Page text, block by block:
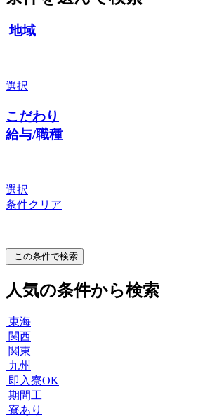
地域
選択
こだわり
給与/職種
選択
条件クリア
この条件で検索
人気の条件から検索
東海
関西
関東
九州
即入寮OK
期間工
寮あり